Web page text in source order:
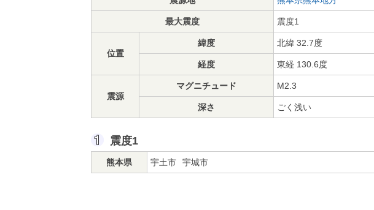
最大震度 震度1
位置
緯度 北緯 32.7度
経度 東経 130.6度
震源
マグニチュード M2.3
深さ ごく浅い
震度1
熊本県 宇土市 宇城市